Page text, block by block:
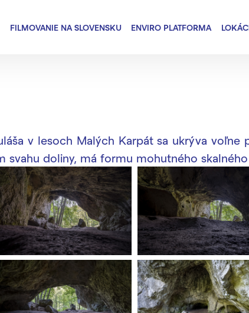
FILMOVANIE NA SLOVENSKU ENVIRO PLATFORMA
v lesoch Malých Karpát sa ukrýva voľne
svahu doliny, má formu mohutného